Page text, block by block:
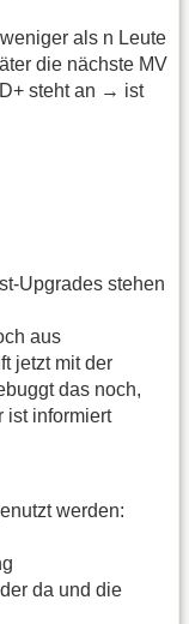
als n Leute
die nächste MV
steht an → ist
Upgrades stehen
aus
jetzt mit der
das noch,
ist informiert
werden:
da und die